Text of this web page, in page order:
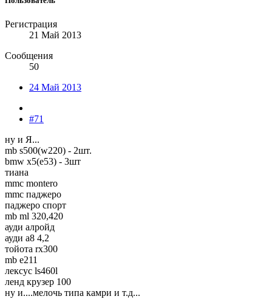
Регистрация
21 Май 2013
Сообщения
50
24 Май 2013
#71
ну и Я...
mb s500(w220) - 2шт.
bmw x5(e53) - 3шт
тиана
mmc montero
mmc паджеро
паджеро спорт
mb ml 320,420
ауди алройд
ауди а8 4,2
тойота rx300
mb e211
лексус ls460l
ленд крузер 100
ну и....мелочь типа камри и т.д...